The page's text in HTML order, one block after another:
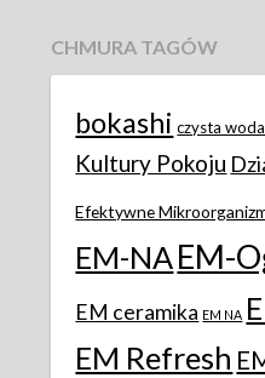
CHMURA TAGÓW
bokashi czysta woda
Kultury Pokoju
Efektywne
EM-NAEM-
EM ceramika EM NA
EM Refresh